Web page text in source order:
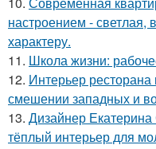
настроением - светлая,
характеру.
11. Школа жизни:
12. Интерьер ресторана
смешении западных и
13. Дизайнер
тёплый интерьер для